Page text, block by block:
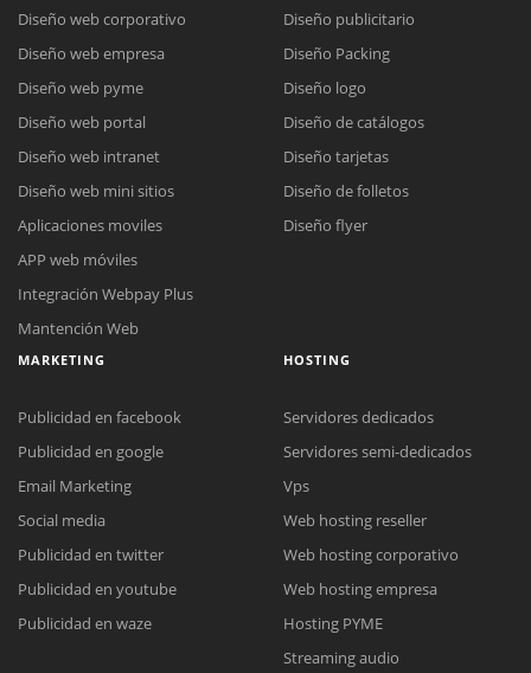
Reunión online
Meet para la reunión online.
Cotización
Chat Online
Todos nuestros ejecutivos están fuera de línea. Complete el formulario
Diseño web corporativo
Diseño web empresa
Diseño web pyme
Diseño web portal
Diseño web intranet
Diseño web mini sitios
Aplicaciones moviles
APP web móviles
Integración Webpay Plus
Mantención Web
Diseño publicitario
Diseño Packing
Diseño logo
Diseño de catálogos
Diseño tarjetas
Diseño de folletos
Diseño flyer
MARKETING
Publicidad en facebook
Publicidad en google
Email Marketing
Social media
Publicidad en twitter
Publicidad en youtube
Publicidad en waze
HOSTING
Servidores dedicados
Servidores semi-dedicados
Vps
Web hosting reseller
Web hosting corporativo
Web hosting empresa
Hosting PYME
Streaming audio